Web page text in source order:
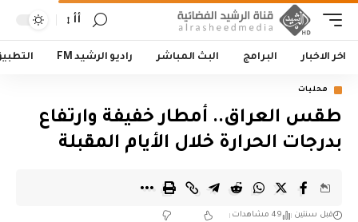
أأ
اخر الاخبار البرامج البث المباشر راديو الرشيد FM
محليات
طقس العراق.. أمطار خفيفة وارتفاع
بدرجات الحرارة خلال الأيام المقبلة
قبل سنتين 49 مشاهدات